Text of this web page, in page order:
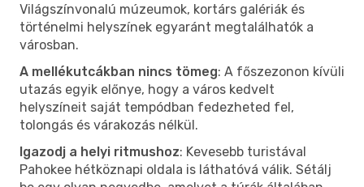
Világszínvonalú múzeumok, kortárs galériák és
történelmi helyszínek egyaránt megtalálhatók a
városban.
A mellékutcákban nincs tömeg: A főszezonon kívüli
utazás egyik előnye, hogy a város kedvelt
helyszíneit saját tempódban fedezheted fel,
tolongás és várakozás nélkül.
Igazodj a helyi ritmushoz: Kevesebb turistával
Pahokee hétköznapi oldala is láthatóvá válik. Sétálj